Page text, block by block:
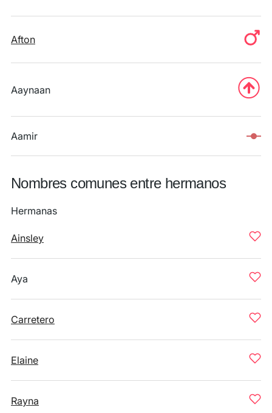
Afton
Aaynaan
Aamir
Nombres comunes entre hermanos
Hermanas
Ainsley
Aya
Carretero
Elaine
Rayna